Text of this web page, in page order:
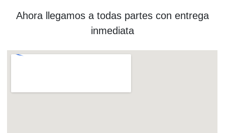
Ahora llegamos a todas partes con entrega
inmediata